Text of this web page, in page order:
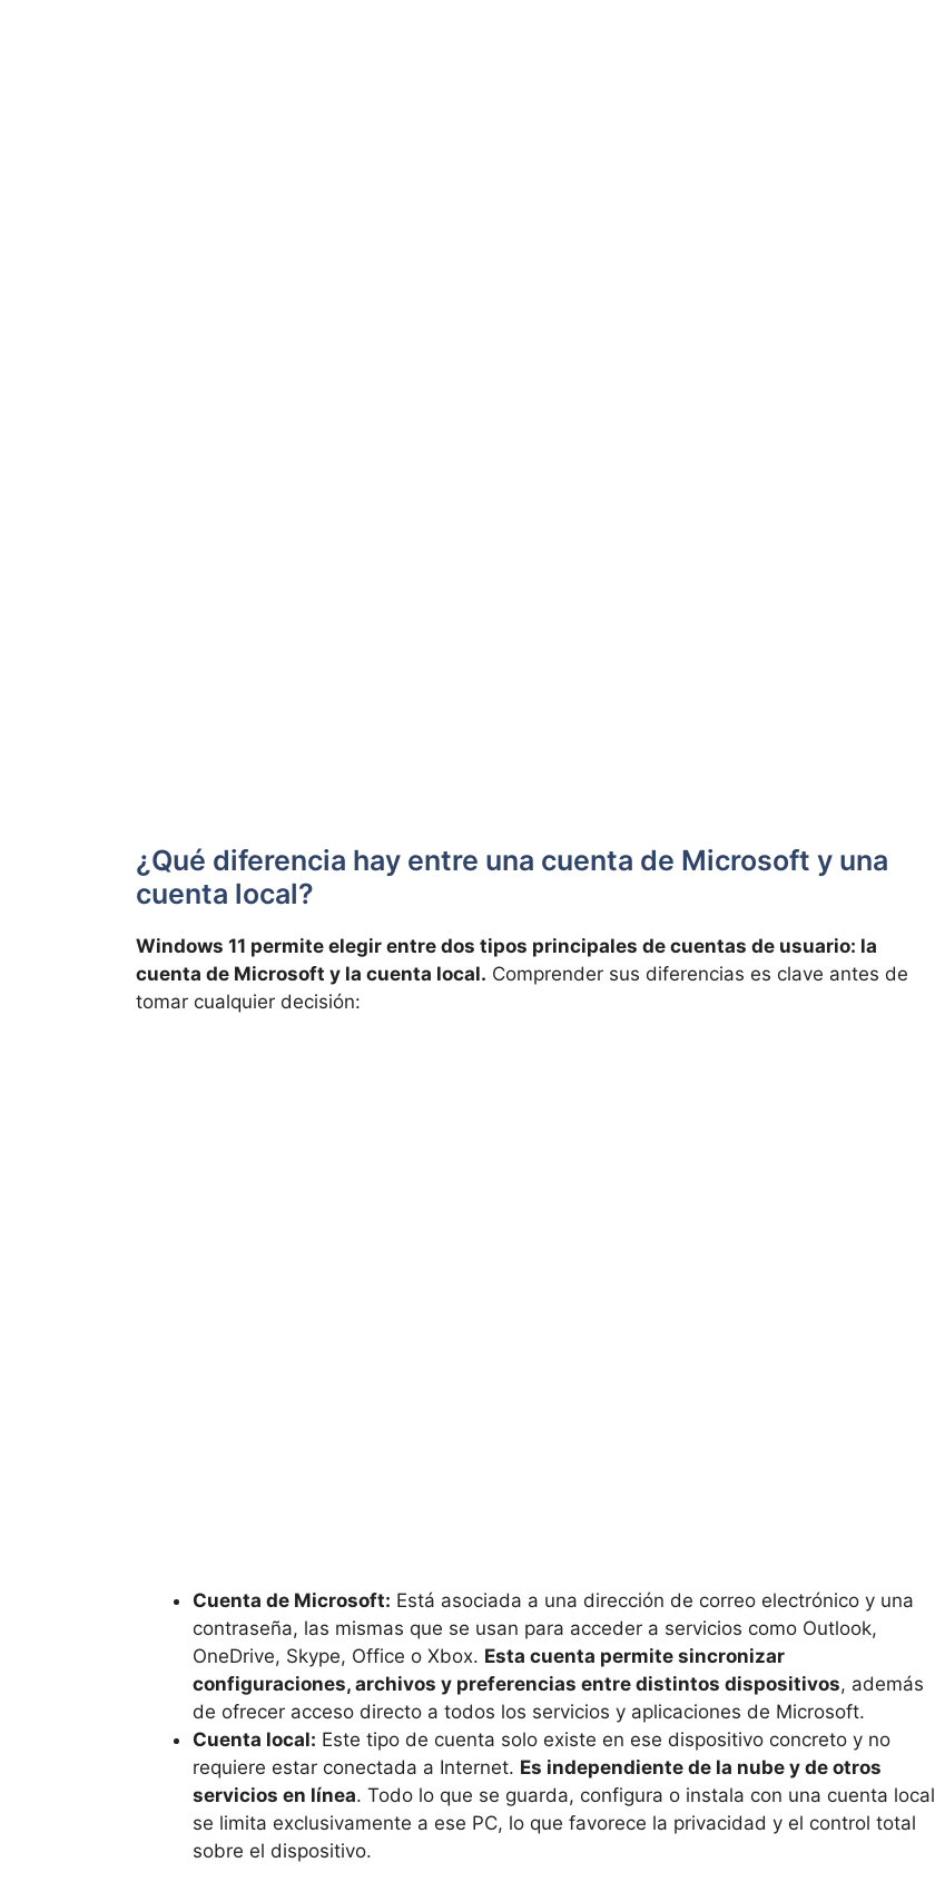
¿Qué diferencia hay entre una cuenta de Microsoft y una
cuenta local?
Windows 11 permite elegir entre dos tipos principales de cuentas de usuario: la
cuenta de Microsoft y la cuenta local. Comprender sus diferencias es clave antes de
tomar cualquier decisión:
Cuenta de Microsoft: Está asociada a una dirección de correo electrónico y una
contraseña, las mismas que se usan para acceder a servicios como Outlook,
OneDrive, Skype, Office o Xbox. Esta cuenta permite sincronizar
configuraciones, archivos y preferencias entre distintos dispositivos, además
de ofrecer acceso directo a todos los servicios y aplicaciones de Microsoft.
Cuenta local: Este tipo de cuenta solo existe en ese dispositivo concreto y no
requiere estar conectada a Internet. Es independiente de la nube y de otros
servicios en línea. Todo lo que se guarda, configura o instala con una cuenta local
se limita exclusivamente a ese PC, lo que favorece la privacidad y el control total
sobre el dispositivo.